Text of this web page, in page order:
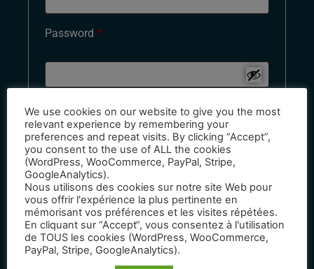
Password *
Remember me
Log in
Lost your password?
Register
We use cookies on our website to give you the most
relevant experience by remembering your
preferences and repeat visits. By clicking “Accept”,
you consent to the use of ALL the cookies
(WordPress, WooCommerce, PayPal, Stripe,
GoogleAnalytics).
Nous utilisons des cookies sur notre site Web pour
vous offrir l'expérience la plus pertinente en
mémorisant vos préférences et les visites répétées.
En cliquant sur “Accept“, vous consentez à l'utilisation
de TOUS les cookies (WordPress, WooCommerce,
PayPal, Stripe, GoogleAnalytics).